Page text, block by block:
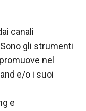
canali
gli strumenti
nel
e/o i suoi
e